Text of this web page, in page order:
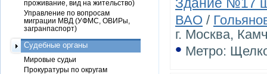
ВАО /
г. Москва,
• Метро:
проживание, вид на жительство)
Управление по вопросам
миграции МВД (УФМС, ОВИРы,
загранпаспорт)
Судебные органы
Мировые судьи
Прокуратуры по округам